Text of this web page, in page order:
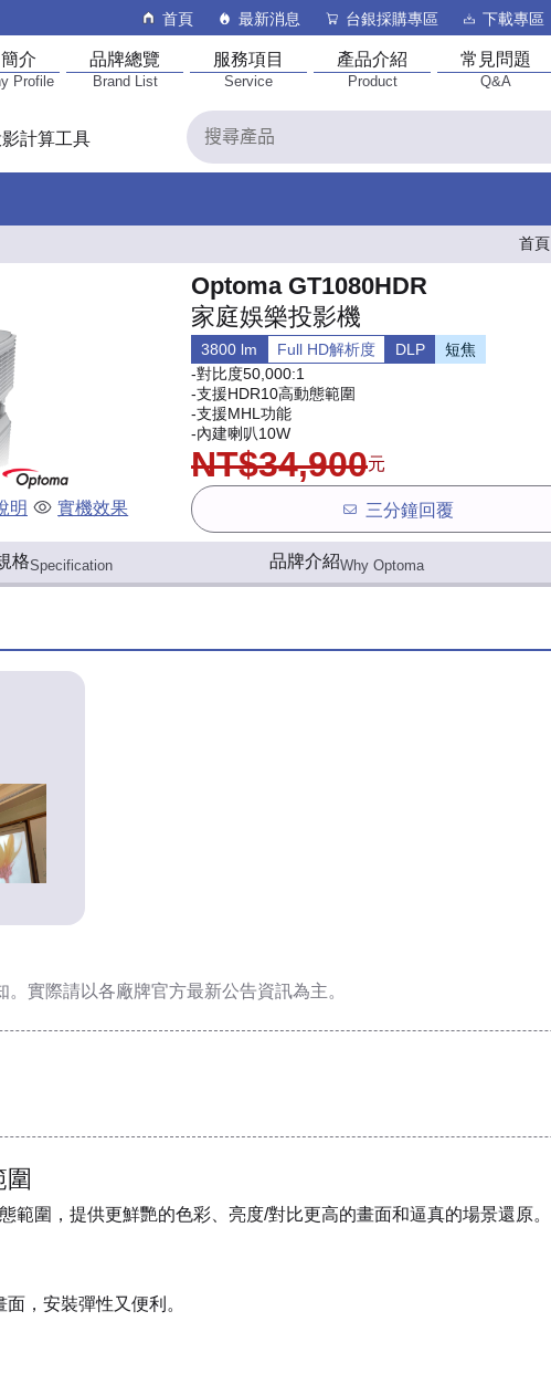
首頁 最新消息 台銀採購專區 下載專區
介
Profile
品牌總覽
Brand List
服務項目
Service
產品介紹
Product
常見問題
Q&A
計算工具
首頁
明 實機效果
Optoma GT1080HDR
家庭娛樂投影機
3800 lm Full HD解析度 DLP
短焦
-對比度50,000:1
-支援HDR10高動態範圍
-支援MHL功能
-內建喇叭10W
NT$34,900元
三分鐘回覆
格Specification 品牌介紹Why Optoma
實際請以各廠牌官方最新公告資訊為主。
圍，提供更鮮艷的色彩、亮度/對比更高的畫面和逼真的場景還原。
，安裝彈性又便利。